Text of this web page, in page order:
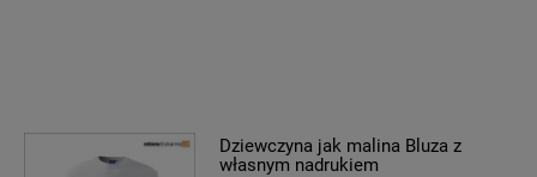
Dziewczyna jak malina Bluza z
własnym nadrukiem